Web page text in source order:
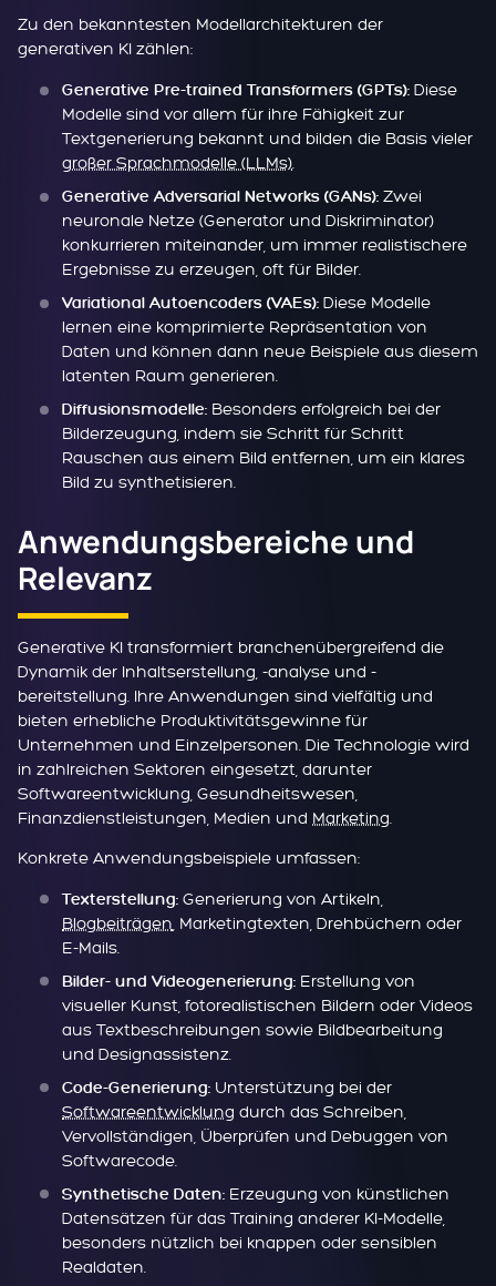
Zu den bekanntesten Modellarchitekturen der
generativen KI zählen:
Generative Pre-trained Transformers (GPTs): Diese
Modelle sind vor allem für ihre Fähigkeit zur
Textgenerierung bekannt und bilden die Basis vieler
großer Sprachmodelle (LLMs).
Generative Adversarial Networks (GANs): Zwei
neuronale Netze (Generator und Diskriminator)
konkurrieren miteinander, um immer realistischere
Ergebnisse zu erzeugen, oft für Bilder.
Variational Autoencoders (VAEs): Diese Modelle
lernen eine komprimierte Repräsentation von
Daten und können dann neue Beispiele aus diesem
latenten Raum generieren.
Diffusionsmodelle: Besonders erfolgreich bei der
Bilderzeugung, indem sie Schritt für Schritt
Rauschen aus einem Bild entfernen, um ein klares
Bild zu synthetisieren.
Anwendungsbereiche und
Relevanz
Generative KI transformiert branchenübergreifend die
Dynamik der Inhaltserstellung, -analyse und -
bereitstellung. Ihre Anwendungen sind vielfältig und
bieten erhebliche Produktivitätsgewinne für
Unternehmen und Einzelpersonen. Die Technologie wird
in zahlreichen Sektoren eingesetzt, darunter
Softwareentwicklung, Gesundheitswesen,
Finanzdienstleistungen, Medien und Marketing.
Konkrete Anwendungsbeispiele umfassen:
Texterstellung: Generierung von Artikeln,
Blogbeiträgen , Marketingtexten, Drehbüchern oder
E-Mails.
Bilder- und Videogenerierung: Erstellung von
visueller Kunst, fotorealistischen Bildern oder Videos
aus Textbeschreibungen sowie Bildbearbeitung
und Designassistenz.
Code-Generierung: Unterstützung bei der
Softwareentwicklung durch das Schreiben,
Vervollständigen, Überprüfen und Debuggen von
Softwarecode.
Synthetische Daten: Erzeugung von künstlichen
Datensätzen für das Training anderer KI-Modelle,
besonders nützlich bei knappen oder sensiblen
Realdaten.